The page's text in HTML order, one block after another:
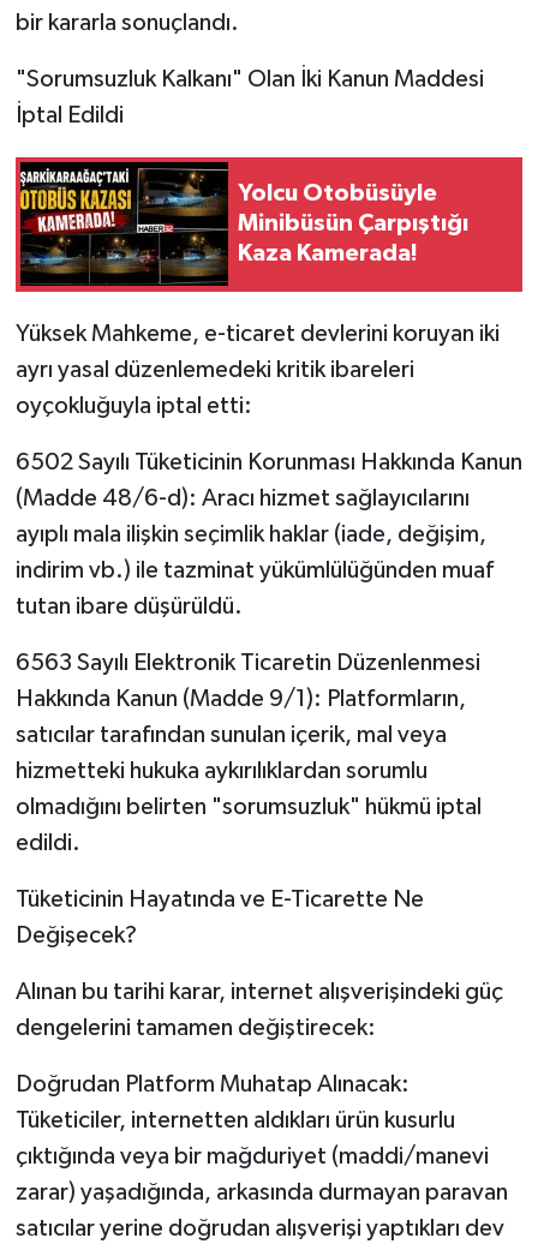
bir kararla sonuçlandı.
"Sorumsuzluk Kalkanı" Olan İki Kanun Maddesi
İptal Edildi
Yolcu Otobüsüyle
Minibüsün Çarpıştığı
Kaza Kamerada!
Yüksek Mahkeme, e-ticaret devlerini koruyan iki
ayrı yasal düzenlemedeki kritik ibareleri
oyçokluğuyla iptal etti:
6502 Sayılı Tüketicinin Korunması Hakkında Kanun
(Madde 48/6-d): Aracı hizmet sağlayıcılarını
ayıplı mala ilişkin seçimlik haklar (iade, değişim,
indirim vb.) ile tazminat yükümlülüğünden muaf
tutan ibare düşürüldü.
6563 Sayılı Elektronik Ticaretin Düzenlenmesi
Hakkında Kanun (Madde 9/1): Platformların,
satıcılar tarafından sunulan içerik, mal veya
hizmetteki hukuka aykırılıklardan sorumlu
olmadığını belirten "sorumsuzluk" hükmü iptal
edildi.
Tüketicinin Hayatında ve E-Ticarette Ne
Değişecek?
Alınan bu tarihi karar, internet alışverişindeki güç
dengelerini tamamen değiştirecek:
Doğrudan Platform Muhatap Alınacak:
Tüketiciler, internetten aldıkları ürün kusurlu
çıktığında veya bir mağduriyet (maddi/manevi
zarar) yaşadığında, arkasında durmayan paravan
satıcılar yerine doğrudan alışverişi yaptıkları dev